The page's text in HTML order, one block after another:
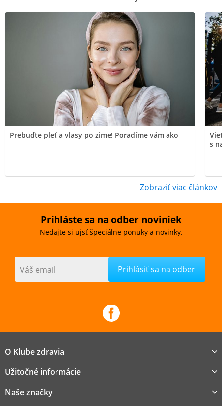
Prebuďte pleť a vlasy po zime! Poradíme vám ako
s
Zobraziť viac článkov
Prihláste sa na odber noviniek
Nedajte si ujsť špeciálne ponuky a novinky.
Váš email
O Klube zdravia
Užitočné informácie
Naše značky